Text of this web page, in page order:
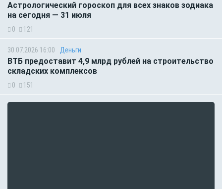
Астрологический гороскоп для всех знаков зодиака
на сегодня — 31 июля
0 121
30.07.2026 16:00 Деньги
ВТБ предоставит 4,9 млрд рублей на строительство
складских комплексов
0 151